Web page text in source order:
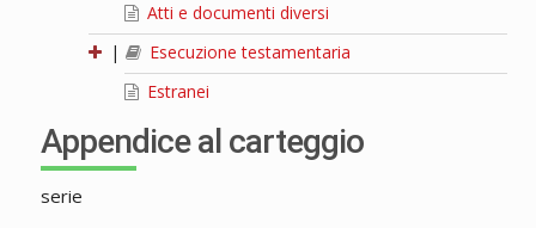
Atti e documenti diversi
|
Esecuzione testamentaria
Estranei
Appendice al carteggio
serie